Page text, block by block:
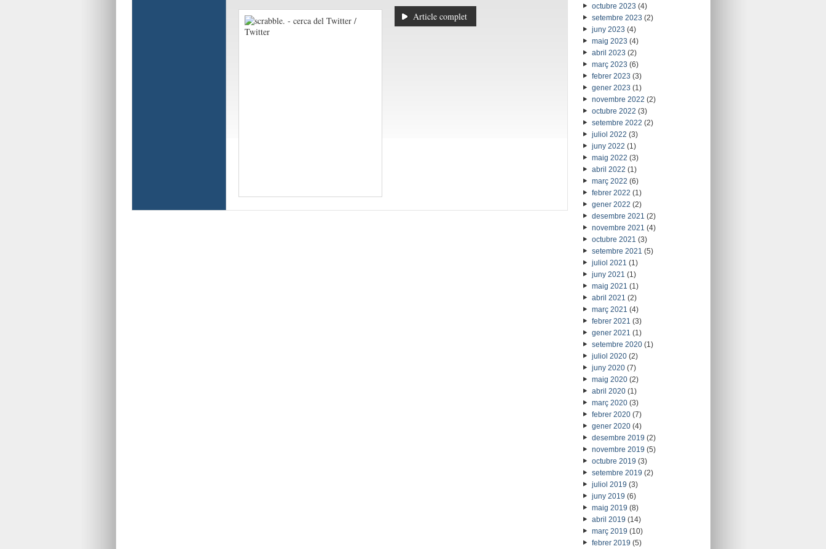
Article complet
octubre 2023 (4)
setembre 2023 (2)
juny 2023 (4)
maig 2023 (4)
abril 2023 (2)
març 2023 (6)
febrer 2023 (3)
gener 2023 (1)
novembre 2022 (2)
octubre 2022 (3)
setembre 2022 (2)
juliol 2022 (3)
juny 2022 (1)
maig 2022 (3)
abril 2022 (1)
març 2022 (6)
febrer 2022 (1)
gener 2022 (2)
desembre 2021 (2)
novembre 2021 (4)
octubre 2021 (3)
setembre 2021 (5)
juliol 2021 (1)
juny 2021 (1)
maig 2021 (1)
abril 2021 (2)
març 2021 (4)
febrer 2021 (3)
gener 2021 (1)
setembre 2020(1)
juliol 2020(2)
juny 2020(7)
maig 2020(2)
abril 2020(1)
març 2020(3)
febrer 2020(7)
gener 2020(4)
desembre 2019 (2)
novembre 2019 (5)
octubre 2019 (3)
setembre 2019 (2)
juliol 2019 (3)
juny 2019 (6)
maig 2019 (8)
abril 2019 (14)
març 2019 (10)
febrer 2019 (5)